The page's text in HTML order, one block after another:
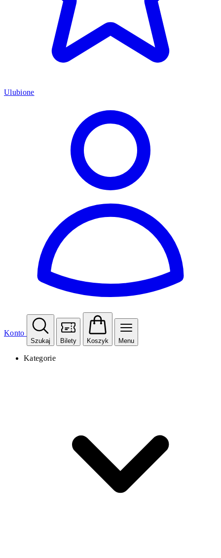
Ulubione
Konto
Szukaj Bilety Koszyk Menu
Kategorie